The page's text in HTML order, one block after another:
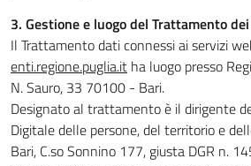
3. Gestione e luogo del Trattamento
Il Trattamento dati connessi ai servizi
enti.regione.puglia.it ha luogo presso
N. Sauro, 33 70100 - Bari.
Designato al trattamento è il dirigente
Digitale delle persone, del territorio e
Bari, C.so Sonnino 177, giusta DGR n.